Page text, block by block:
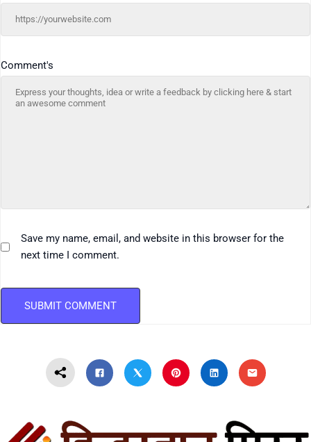
Comment's
Save my name, email, and website in this browser for the
next time I comment.